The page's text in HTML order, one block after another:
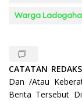
Warga
CATATAN
Dan /Atau
Berita Tersebut